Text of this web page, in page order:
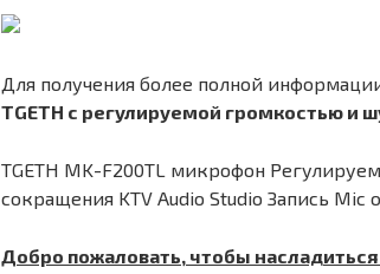
Для получения более полной
TGETH с регулируемой громкостью и
TGETH MK-F200TL микрофон
сокращения KTV Audio Studio Запись Mic
Добро пожаловать, чтобы